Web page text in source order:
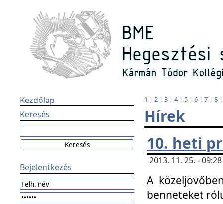
Kezdőlap
Keresés
Bejelentkezés
1 | 2 | 3 | 4| 5 | 6 | 7 | 8
Hírek
10. heti
2013. 11. 25. -
A
benneteket